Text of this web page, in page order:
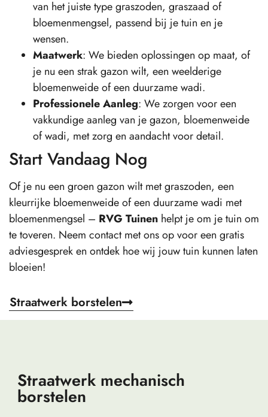
van het juiste type graszoden, graszaad of
bloemenmengsel, passend bij je tuin en je
wensen.
Maatwerk: We bieden oplossingen op maat, of
je nu een strak gazon wilt, een weelderige
bloemenweide of een duurzame wadi.
Professionele Aanleg: We zorgen voor een
vakkundige aanleg van je gazon, bloemenweide
of wadi, met zorg en aandacht voor detail.
Start Vandaag Nog
Of je nu een groen gazon wilt met graszoden, een
kleurrijke bloemenweide of een duurzame wadi met
bloemenmengsel – RVG Tuinen helpt je om je tuin om
te toveren. Neem contact met ons op voor een gratis
adviesgesprek en ontdek hoe wij jouw tuin kunnen laten
bloeien!
Straatwerk borstelen
Straatwerk mechanisch
borstelen